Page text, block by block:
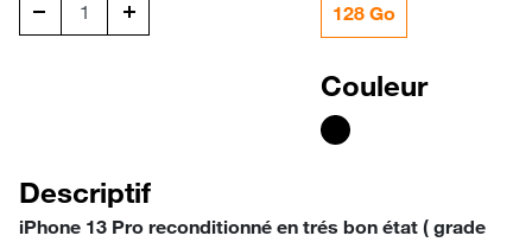
128 Go
Couleur
Descriptif
iPhone 13 Pro reconditionné en trés bon état ( grade